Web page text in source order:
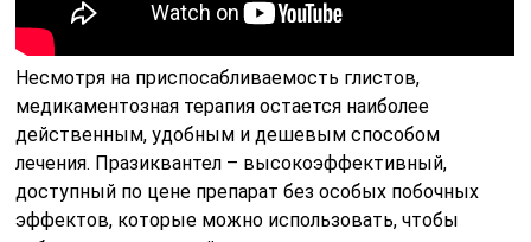
Несмотря на приспосабливаемость глистов,
медикаментозная терапия остается наиболее
действенным, удобным и дешевым способом
лечения. Празиквантел – высокоэффективный,
доступный по цене препарат без особых побочных
эффектов, которые можно использовать, чтобы